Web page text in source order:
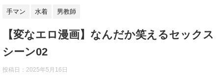
手マン 水着 男教師
【変なエロ漫画】なんだか笑えるセックス
シーン02
投稿日： 2025年5月16日